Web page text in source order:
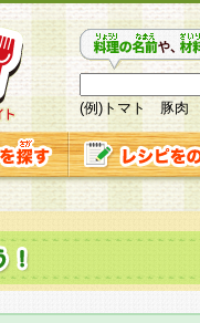
(例)トマト 豚肉